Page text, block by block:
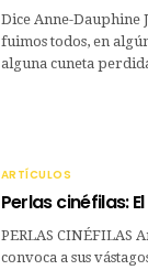
Dice Anne-Dauphine
fuimos todos, en
alguna cuneta
ARTÍCULOS
Perlas cinéfilas:
PERLAS CINÉFILAS
convoca a sus